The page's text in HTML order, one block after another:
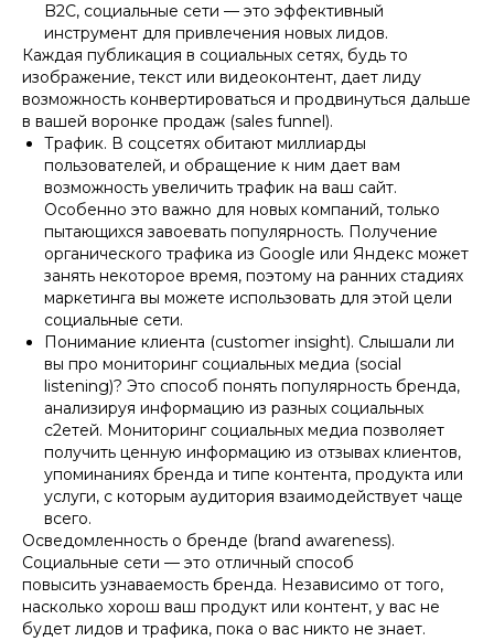
B2C, социальные сети — это эффективный
инструмент для привлечения новых лидов.
Каждая публикация в социальных сетях, будь то
изображение, текст или видеоконтент, дает лиду
возможность конвертироваться и продвинуться дальше
в вашей воронке продаж (sales funnel).
Трафик. В соцсетях обитают миллиарды
пользователей, и обращение к ним дает вам
возможность увеличить трафик на ваш сайт.
Особенно это важно для новых компаний, только
пытающихся завоевать популярность. Получение
органического трафика из Google или Яндекс может
занять некоторое время, поэтому на ранних стадиях
маркетинга вы можете использовать для этой цели
социальные сети.
Понимание клиента (customer insight). Слышали ли
вы про мониторинг социальных медиа (social
listening)? Это способ понять популярность бренда,
анализируя информацию из разных социальных
с2етей. Мониторинг социальных медиа позволяет
получить ценную информацию из отзывах клиентов,
упоминаниях бренда и типе контента, продукта или
услуги, с которым аудитория взаимодействует чаще
всего.
Осведомленность о бренде (brand awareness).
Социальные сети — это отличный способ
повысить узнаваемость бренда. Независимо от того,
насколько хорош ваш продукт или контент, у вас не
будет лидов и трафика, пока о вас никто не знает.